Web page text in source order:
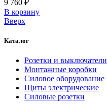
9 760 ₽
В корзинy
Вверх
Каталог
Розетки и выключатели
Монтажные коробки
Силовое оборудование
Щиты электрические
Силовые розетки